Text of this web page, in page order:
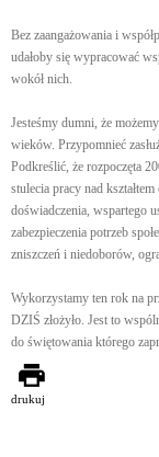
Bez zaangażowania i
udałoby się wypracować
wokół nich.
Jesteśmy dumni, że
wieków. Przypomnieć
Podkreślić, że rozpoczęta
stulecia pracy nad
doświadczenia, wspartego
zabezpieczenia potrzeb
zniszczeń i niedoborów,
Wykorzystamy ten rok na
DZIŚ złożyło. Jest to
do świętowania którego
drukuj